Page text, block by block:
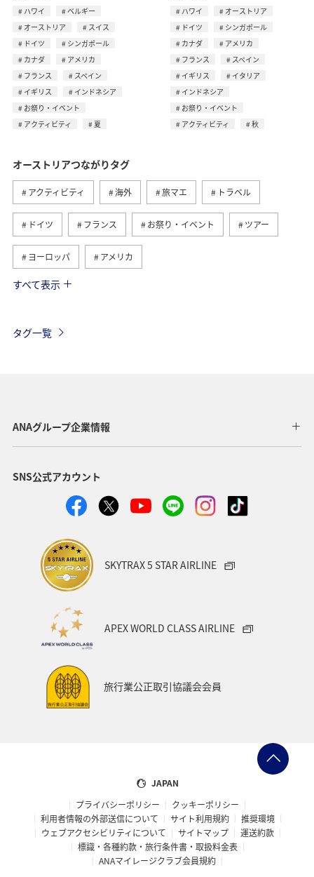
ハワイ
ベルギー
オーストリア
スイス
ドイツ
シンガポール
カナダ
アメリカ
フランス
スペイン
イギリス
インドネシア
お祭り・イベント
アクティビティ
夏
ハワイ
オーストリア
ドイツ
シンガポール
カナダ
アメリカ
フランス
スペイン
イギリス
イタリア
インドネシア
お祭り・イベント
アクティビティ
秋
オーストリアつながりタグ
アクティビティ 海外 旅マエ トラベル
ドイツ フランス お祭り・イベント ツアー
ヨーロッパ アメリカ
ベトナム
グルメ 冬 夏 韓国 イタリア 秋
アメリカ・カナダ・中南米
クリスマス 春 フィリピン
すべて表示
タグ一覧
ANAグループ企業情報
SNS公式アカウント
SKYTRAX 5 STAR AIRLINE
APEX WORLD CLASS AIRLINE
旅行業公正取引協議会会員
JAPAN
プライバシーポリシー
クッキーポリシー
利用者情報の外部送信について
サイト利用規約
推奨環境
ウェブアクセシビリティについて
サイトマップ
運送約款
標識・各種約款・旅行条件書・取扱料金表
ANAマイレージクラブ会員規約